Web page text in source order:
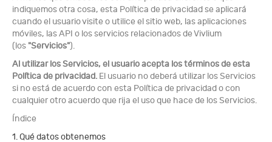
indiquemos otra cosa, esta Política de privacidad se aplicará
cuando el usuario visite o utilice el sitio web, las aplicaciones
móviles, las API o los servicios relacionados de Vivlium
(los"Servicios").
Al utilizar los Servicios, el usuario acepta los términos de esta
Política de privacidad. El usuario no deberá utilizar los Servicios
si no está de acuerdo con esta Política de privacidad o con
cualquier otro acuerdo que rija el uso que hace de los Servicios.
Índice
1. Qué datos obtenemos